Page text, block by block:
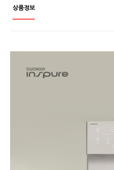
상품정보